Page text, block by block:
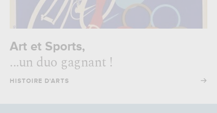
Art et Sports,
...un duo gagnant !
HISTOIRE D'ARTS →